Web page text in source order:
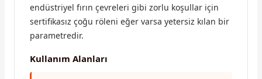
endüstriyel fırın çevreleri gibi zorlu koşullar için
sertifikasız çoğu röleni eğer varsa yetersiz kılan bir
parametredir.
Kullanım Alanları